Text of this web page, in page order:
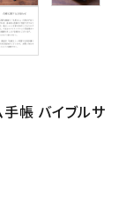
手帳 バイブルサ